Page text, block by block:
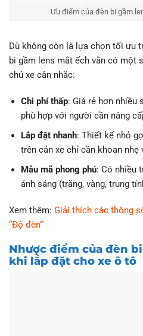
Ưu điểm của đèn bi gầm
Dù không còn là lựa chọn tối ưu
bi gầm lens mắt ếch vẫn có một
chủ xe cân nhắc:
Chi phí thấp: Giá rẻ hơn nhiều
phù hợp với người cần nâng
Lắp đặt nhanh: Thiết kế nhỏ
trên cản xe chỉ cần khoan nhẹ
Mẫu mã phong phú: Có nhiều
ánh sáng (trắng, vàng, trung
Xem thêm: Giải thích các thông
“Độ đèn”
Nhược điểm của đèn
khi lắp đặt cho xe ô tô